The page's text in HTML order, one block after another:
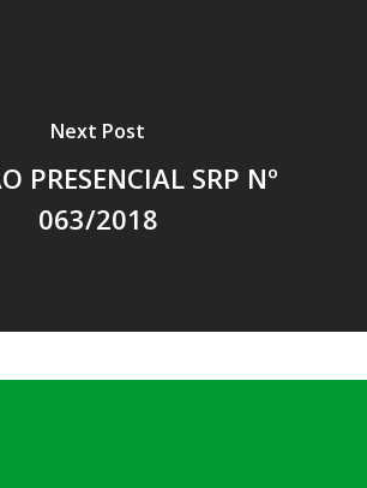
Next Post
PRESENCIAL SRP Nº
063/2018